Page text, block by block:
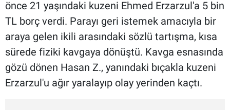
önce 21 yaşındaki kuzeni Ehmed Erzarzul'a 5 bin
TL borç verdi. Parayı geri istemek amacıyla bir
araya gelen ikili arasındaki sözlü tartışma, kısa
sürede fiziki kavgaya dönüştü. Kavga esnasında
gözü dönen Hasan Z., yanındaki bıçakla kuzeni
Erzarzul'u ağır yaralayıp olay yerinden kaçtı.